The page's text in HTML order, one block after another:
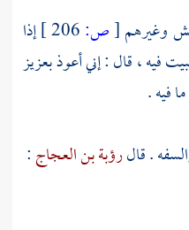
وغيرهم[ص:
إذا
فيه ، قال : إني أعوذ بعزيز
فيه .
. قالرؤبة بن العجاج: